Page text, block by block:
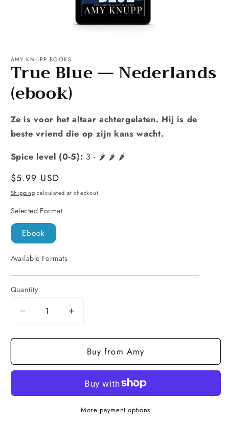
1
in
modal
AMY KNUPP BOOKS
True Blue — Nederlands
(ebook)
Ze is voor het altaar achtergelaten. Hij is de
beste vriend die op zijn kans wacht.
Spice level (0-5): 3 - 🌶️ 🌶️ 🌶️
Regular
price
$5.99 USD
Shipping calculated at checkout.
Selected Format
Ebook
Available Formats
Quantity
Quantity
Decrease
quantity
for
Blue
(ebook)
Increase
quantity
for
True
Blue
Nederlands
(ebook)
Buy from Amy
More payment options